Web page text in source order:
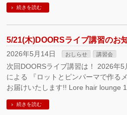
続きを読む
5/21(木)DOORSライブ講習のお
2026年5月14日 おしらせ 講習会
次回DOORSライブ講習は！ 2026年
による 『ロットとピンパーマで作る
お届けいたします!! Lore hair lounge
続きを読む